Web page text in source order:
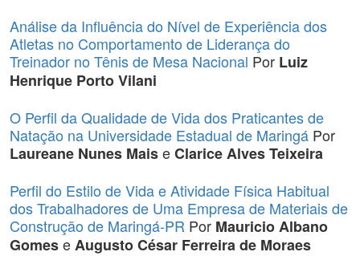
Análise da Influência do Nível de Experiência dos
Atletas no Comportamento de Liderança do
Treinador no Tênis de Mesa Nacional Por Luiz
Henrique Porto Vilani
O Perfil da Qualidade de Vida dos Praticantes de
Natação na Universidade Estadual de Maringá Por
Laureane Nunes MaiseClarice Alves Teixeira
Perfil do Estilo de Vida e Atividade Física Habitual
dos Trabalhadores de Uma Empresa de Materiais de
Construção de Maringá-PR Por Mauricio Albano
GomeseAugusto César Ferreira de Moraes